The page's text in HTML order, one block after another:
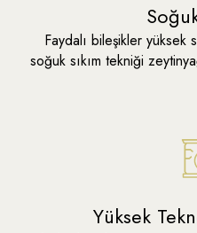
Faydalı bileşikler yüksek
soğuk sıkım tekniği
Yüksek